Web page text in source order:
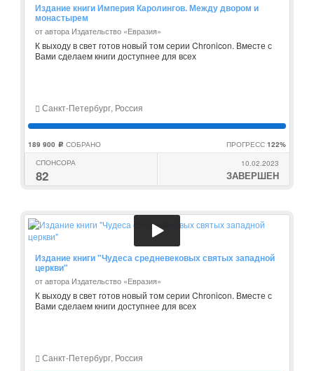
Издание книги Империя Каролингов. Между двором и
монастырем
от автора Издательство «Евразия»
К выходу в свет готов новый том серии Chronicon. Вместе с
Вами сделаем книги доступнее для всех
Санкт-Петербург, Россия
189 900 c СОБРАНО ПРОГРЕСС 122%
СПОНСОРА
82
10.02.2023
ЗАВЕРШЕН
Издание книги "Чудеса средневековых святых западной
церкви"
от автора Издательство «Евразия»
К выходу в свет готов новый том серии Chronicon. Вместе с
Вами сделаем книги доступнее для всех
Санкт-Петербург, Россия